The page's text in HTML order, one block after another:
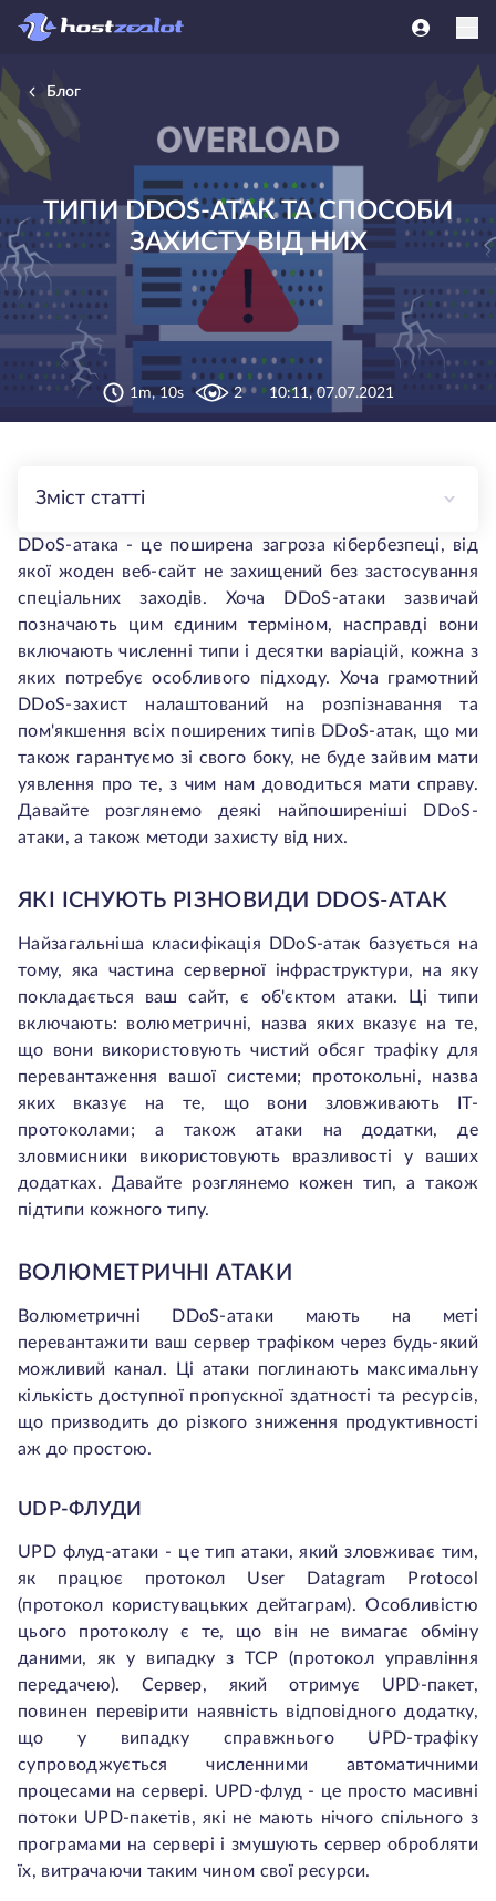
Блог
ТИПИ DDOS-АТАК ТА СПОСОБИ
ЗАХИСТУ ВІД НИХ
1m, 10s 2 10:11, 07.07.2021
Зміст статті
DDoS-атака - це поширена загроза кібербезпеці, від
якої жоден веб-сайт не захищений без застосування
спеціальних заходів. Хоча DDoS-атаки зазвичай
позначають цим єдиним терміном, насправді вони
включають численні типи і десятки варіацій, кожна з
яких потребує особливого підходу. Хоча грамотний
DDoS-захист налаштований на розпізнавання та
пом'якшення всіх поширених типів DDoS-атак, що ми
також гарантуємо зі свого боку, не буде зайвим мати
уявлення про те, з чим нам доводиться мати справу.
Давайте розглянемо деякі найпоширеніші DDoS-
атаки, а також методи захисту від них.
ЯКІ ІСНУЮТЬ РІЗНОВИДИ DDOS-АТАК
Найзагальніша класифікація DDoS-атак базується на
тому, яка частина серверної інфраструктури, на яку
покладається ваш сайт, є об'єктом атаки. Ці типи
включають: волюметричні, назва яких вказує на те,
що вони використовують чистий обсяг трафіку для
перевантаження вашої системи; протокольні, назва
яких вказує на те, що вони зловживають ІТ-
протоколами; а також атаки на додатки, де
зловмисники використовують вразливості у ваших
додатках. Давайте розглянемо кожен тип, а також
підтипи кожного типу.
ВОЛЮМЕТРИЧНІ АТАКИ
Волюметричні DDoS-атаки мають на меті
перевантажити ваш сервер трафіком через будь-який
можливий канал. Ці атаки поглинають максимальну
кількість доступної пропускної здатності та ресурсів,
що призводить до різкого зниження продуктивності
аж до простою.
UDP-ФЛУДИ
UPD флуд-атаки - це тип атаки, який зловживає тим,
як працює протокол User Datagram Protocol
(протокол користувацьких дейтаграм). Особливістю
цього протоколу є те, що він не вимагає обміну
даними, як у випадку з TCP (протокол управління
передачею). Сервер, який отримує UPD-пакет,
повинен перевірити наявність відповідного додатку,
що у випадку справжнього UPD-трафіку
супроводжується численними автоматичними
процесами на сервері. UPD-флуд - це просто масивні
потоки UPD-пакетів, які не мають нічого спільного з
програмами на сервері і змушують сервер обробляти
їх, витрачаючи таким чином свої ресурси.